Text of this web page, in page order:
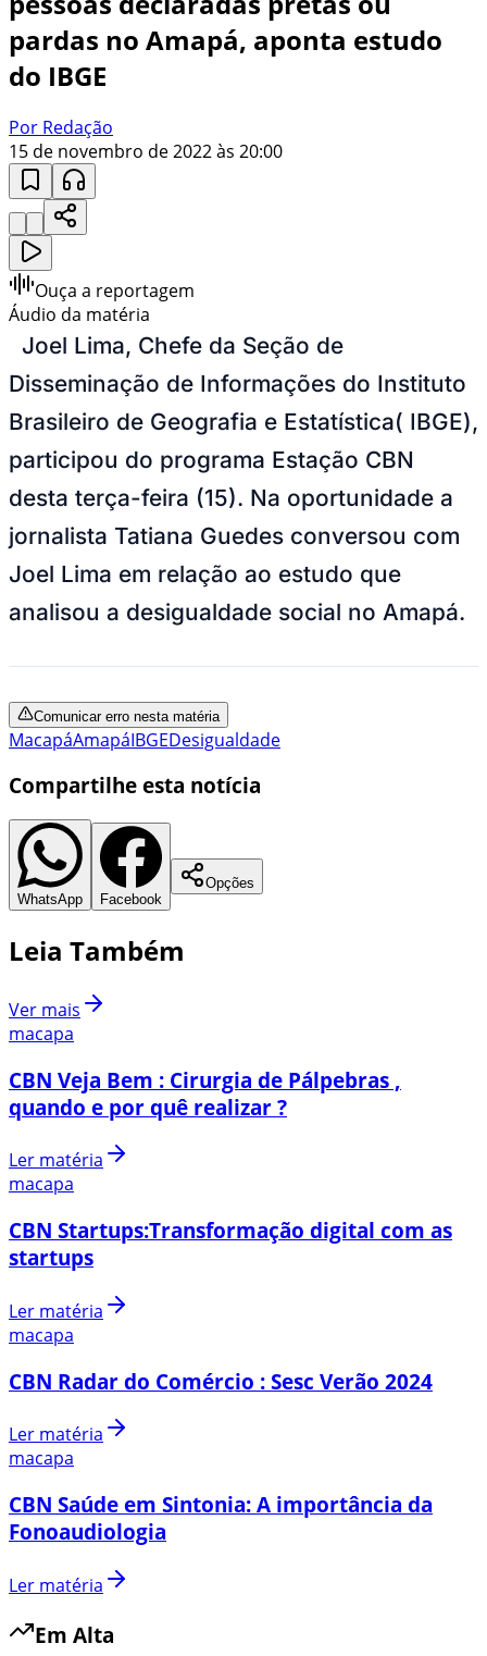
pardas no Amapá, aponta estudo
do IBGE
Por Redação
15 de novembro de 2022 às 20:00
Ouça a reportagem
Áudio da matéria
Joel Lima, Chefe da Seção de
Disseminação de Informações do Instituto
Brasileiro de Geografia e Estatística( IBGE),
participou do programa Estação CBN
desta terça-feira (15). Na oportunidade a
jornalista Tatiana Guedes conversou com
Joel Lima em relação ao estudo que
analisou a desigualdade social no Amapá.
Comunicar erro nesta matéria
MacapáAmapáIBGEDesigualdade
Compartilhe esta notícia
WhatsApp Facebook
Opções
Leia Também
Ver mais
macapa
CBN Veja Bem : Cirurgia de Pálpebras ,
quando e por quê realizar ?
Ler matéria
macapa
CBN Startups:Transformação digital com as
startups
Ler matéria
macapa
CBN Radar do Comércio : Sesc Verão 2024
Ler matéria
macapa
CBN Saúde em Sintonia: A importância da
Fonoaudiologia
Ler matéria
Em Alta